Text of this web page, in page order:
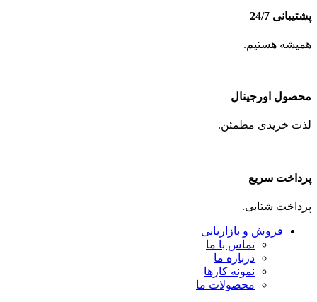
پشتیبانی 24/7
همیشه هستیم.
محصول اورجینال
لذت خریدی مطمئن.
پرداخت سریع
پرداخت شتابی.
فروش و بازاریابی
تماس با ما
درباره ما
نمونه کارها
محصولات ما